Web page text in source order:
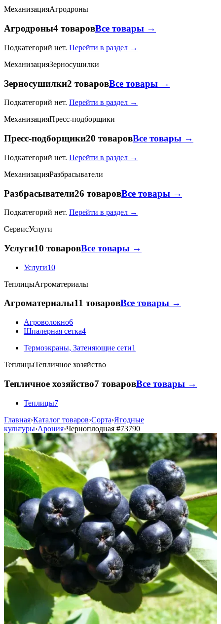
МеханизацияАгродроны
Агродроны4 товаровВсе товары →
Подкатегорий нет. Перейти в раздел →
МеханизацияЗерносушилки
Зерносушилки2 товаровВсе товары →
Подкатегорий нет. Перейти в раздел →
МеханизацияПресс-подборщики
Пресс-подборщики20 товаровВсе товары →
Подкатегорий нет. Перейти в раздел →
МеханизацияРазбрасыватели
Разбрасыватели26 товаровВсе товары →
Подкатегорий нет. Перейти в раздел →
СервисУслуги
Услуги10 товаровВсе товары →
Услуги10
ТеплицыАгроматериалы
Агроматериалы11 товаровВсе товары →
Агроволокно6
Шпалерная сетка4
Термоэкраны, Затеняющие сети1
ТеплицыТепличное хозяйство
Тепличное хозяйство7 товаровВсе товары →
Теплицы7
Главная›Каталог товаров›Сорта›Ягодные
культуры›Арония›Черноплодная #73790